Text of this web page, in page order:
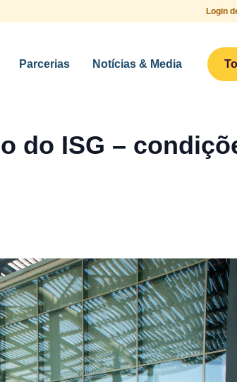
Login
Parcerias Notícias & Media
do ISG –